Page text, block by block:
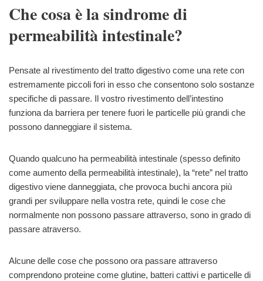
Che cosa è la sindrome di
permeabilità intestinale?
Pensate al rivestimento del tratto digestivo come una rete con
estremamente piccoli fori in esso che consentono solo sostanze
specifiche di passare. Il vostro rivestimento dell’intestino
funziona da barriera per tenere fuori le particelle più grandi che
possono danneggiare il sistema.
Quando qualcuno ha permeabilità intestinale (spesso definito
come aumento della permeabilità intestinale), la “rete” nel tratto
digestivo viene danneggiata, che provoca buchi ancora più
grandi per sviluppare nella vostra rete, quindi le cose che
normalmente non possono passare attraverso, sono in grado di
passare atraverso.
Alcune delle cose che possono ora passare attraverso
comprendono proteine come glutine, batteri cattivi e particelle di